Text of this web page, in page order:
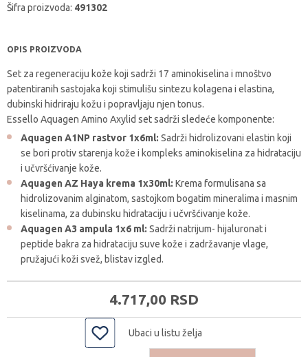
Šifra proizvoda: 491302
OPIS PROIZVODA
Set za regeneraciju kože koji sadrži 17 aminokiselina i mnoštvo
patentiranih sastojaka koji stimulišu sintezu kolagena i elastina,
dubinski hidriraju kožu i popravljaju njen tonus.
Essello Aquagen Amino Axylid set sadrži sledeće komponente:
Aquagen A1NP rastvor 1x6ml: Sadrži hidrolizovani elastin koji
se bori protiv starenja kože i kompleks aminokiselina za hidrataciju
i učvršćivanje kože.
Aquagen AZ Haya krema 1x30ml: Krema formulisana sa
hidrolizovanim alginatom, sastojkom bogatim mineralima i masnim
kiselinama, za dubinsku hidrataciju i učvršćivanje kože.
Aquagen A3 ampula 1x6 ml: Sadrži natrijum- hijaluronat i
peptide bakra za hidrataciju suve kože i zadržavanje vlage,
pružajući koži svež, blistav izgled.
4.717,00 RSD
Ubaci u listu želja